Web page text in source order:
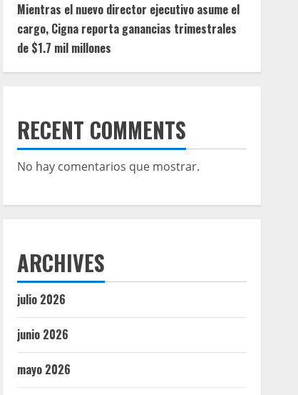
Mientras el nuevo director ejecutivo asume el
cargo, Cigna reporta ganancias trimestrales
de $1.7 mil millones
RECENT COMMENTS
No hay comentarios que mostrar.
ARCHIVES
julio 2026
junio 2026
mayo 2026